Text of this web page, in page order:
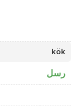
kök
رسل